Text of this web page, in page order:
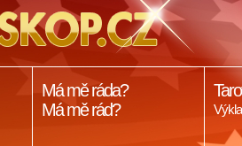
Má mě ráda?
Má mě rád?